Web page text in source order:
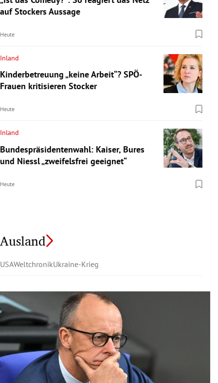
auf Stockers Aussage
Heute
Inland
Kinderbetreuung „keine Arbeit“? SPÖ-
Frauen kritisieren Stocker
Heute
Inland
Bundespräsidentenwahl: Kaiser, Bures
und Niessl „zweifelsfrei geeignet“
Heute
Ausland
USAWeltchronikUkraine-Krieg